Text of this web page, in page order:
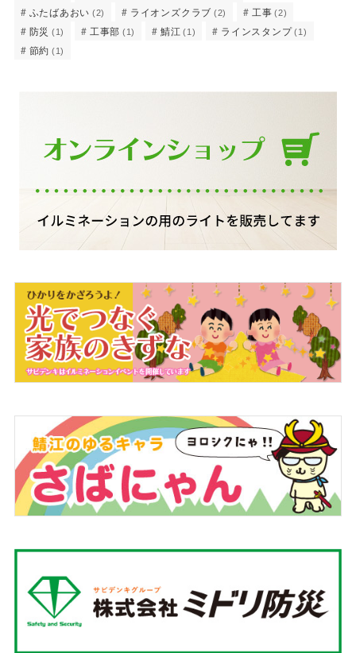
ふたばあおい (2) ライオンズクラブ (2) 工事 (2)
防災 (1) 工事部 (1) 鯖江 (1) ラインスタンプ (1)
節約 (1)